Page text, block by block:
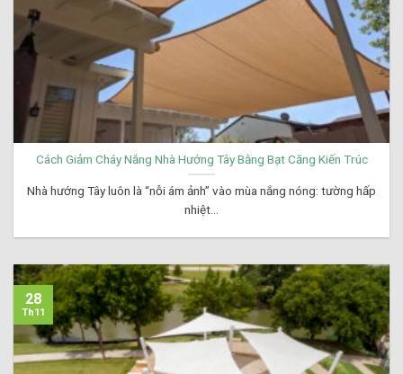
Cách Giảm Cháy Nắng Nhà Hướng Tây Bằng Bạt Căng Kiến Trúc
Nhà hướng Tây luôn là “nỗi ám ảnh” vào mùa nắng nóng: tường hấp
nhiệt...
28
Th11